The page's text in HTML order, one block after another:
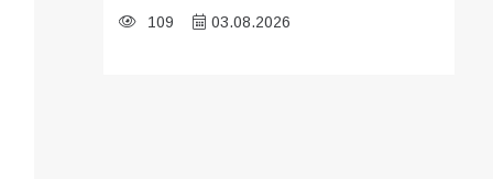
109 03.08.2026